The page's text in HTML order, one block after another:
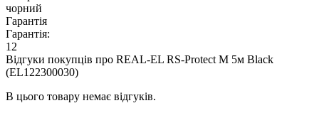
чорний
Гарантія
Гарантія:
12
Відгуки покупців про REAL-EL RS-Protect M 5м Black
(EL122300030)
В цього товару немає відгуків.